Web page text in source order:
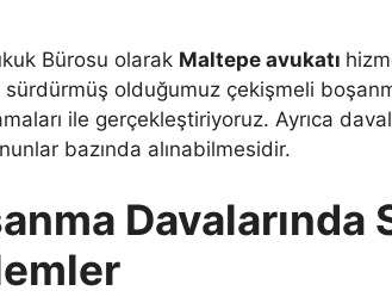
Bürosu olarak Maltepe avukatı
olduğumuz çekişmeli
ile gerçekleştiriyoruz. Ayrıca
bazında alınabilmesidir.
Davalarında